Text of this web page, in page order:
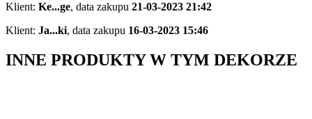
Klient: Ke...ge, data zakupu 21-03-2023 21:42
Klient: Ja...ki, data zakupu 16-03-2023 15:46
INNE PRODUKTY W TYM DEKORZE